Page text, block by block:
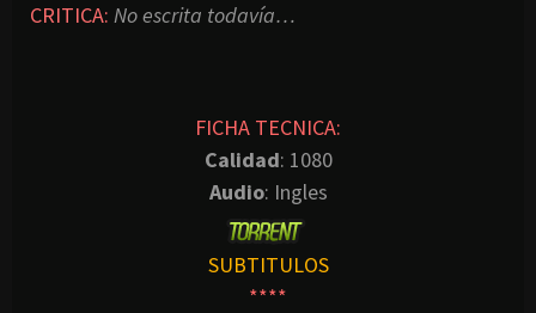
CRITICA: No escrita todavía…
FICHA TECNICA:
Calidad: 1080
Audio: Ingles
SUBTITULOS
****